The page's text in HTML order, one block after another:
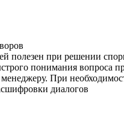
полезен при решении
понимания вопроса
При
диалогов